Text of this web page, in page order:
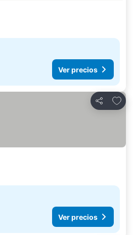
Ver precios
Compartir
Ver precios